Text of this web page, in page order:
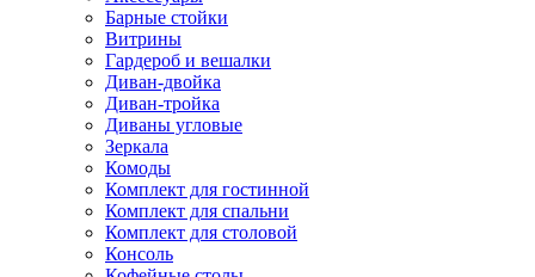
Барные стойки
Витрины
Гардероб и вешалки
Диван-двойка
Диван-тройка
Диваны угловые
Зеркала
Комоды
Комплект для гостинной
Комплект для спальни
Комплект для столовой
Консоль